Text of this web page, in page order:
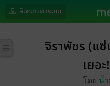
ล็อกอินเข้าระบบ
จิราพัชร (แ
เยอ
โดย น้